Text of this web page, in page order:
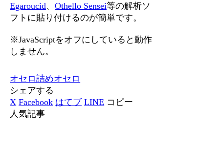
Egaroucid、Othello Sensei等の解析ソ
フトに貼り付けるのが簡単です。
※JavaScriptをオフにしていると動作
しません。
オセロ詰めオセロ
シェアする
X Facebook はてブ LINE コピー
人気記事